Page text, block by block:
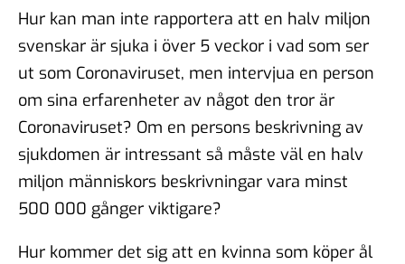
Hur kan man inte rapportera att en halv miljon
svenskar är sjuka i över 5 veckor i vad som ser
ut som Coronaviruset, men intervjua en person
om sina erfarenheter av något den tror är
Coronaviruset? Om en persons beskrivning av
sjukdomen är intressant så måste väl en halv
miljon människors beskrivningar vara minst
500 000 gånger viktigare?
Hur kommer det sig att en kvinna som köper ål